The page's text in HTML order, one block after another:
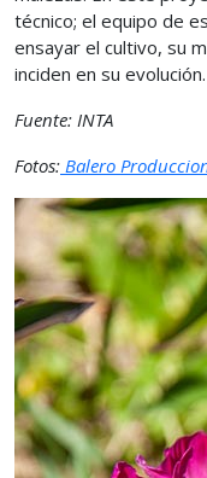
técnico; el equipo de
ensayar el cultivo, su
inciden en su evolución.
Fuente: INTA
Fotos: Balero